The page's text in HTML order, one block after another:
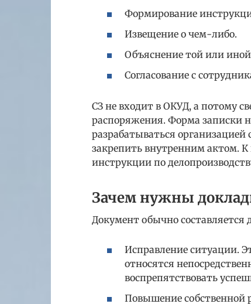
Формирование
Извещение о чем-либо.
Объяснение той или
Согласование с
СЗ не входит в ОКУД, а потому
распоряжения. Форма записки
разрабатываться
закрепить внутренним актом.
инструкции по
Зачем нужны
Документ обычно
Исправление ситуации.
относятся
воспрепятствовать
Повышение собственной